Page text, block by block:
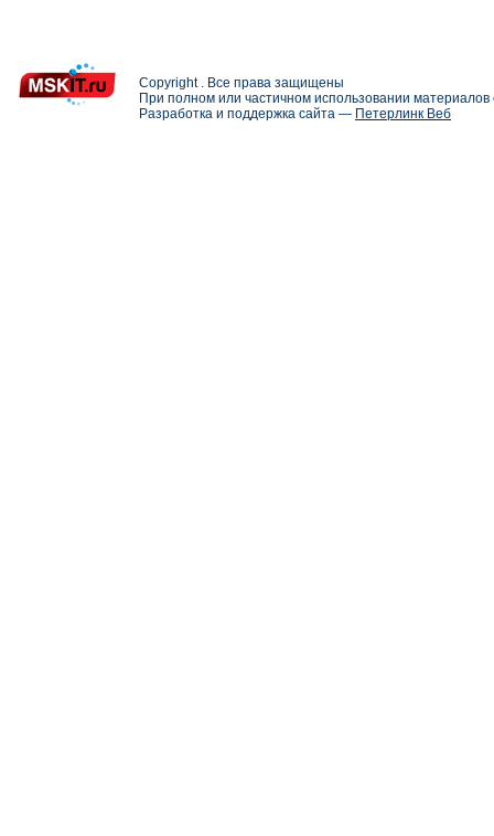
Copyright . Все права защищены
При полном или частичном использовании
Разработка и поддержка сайта — Петерлинк Веб